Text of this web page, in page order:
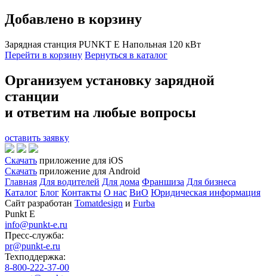
Добавлено в корзину
Зарядная станция PUNKT E Напольная 120 кВт
Перейти в корзину Вернуться в каталог
Организуем установку зарядной
станции
и ответим на любые вопросы
оставить заявку
Скачать приложение для iOS
Скачать приложение для Android
Главная Для водителей Для дома Франшиза Для бизнеса
Каталог Блог Контакты О нас ВиО Юридическая информация
Сайт разработан Tomatdesign и Furba
Punkt E
info@punkt-e.ru
Пресс-служба:
pr@punkt-e.ru
Техподдержка:
8-800-222-37-00